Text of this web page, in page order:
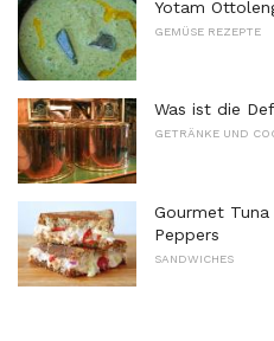
Yotam
GEMÜSE REZEPTE
Was ist die
GETRÄNKE UND
Gourmet
Peppers
SANDWICHES